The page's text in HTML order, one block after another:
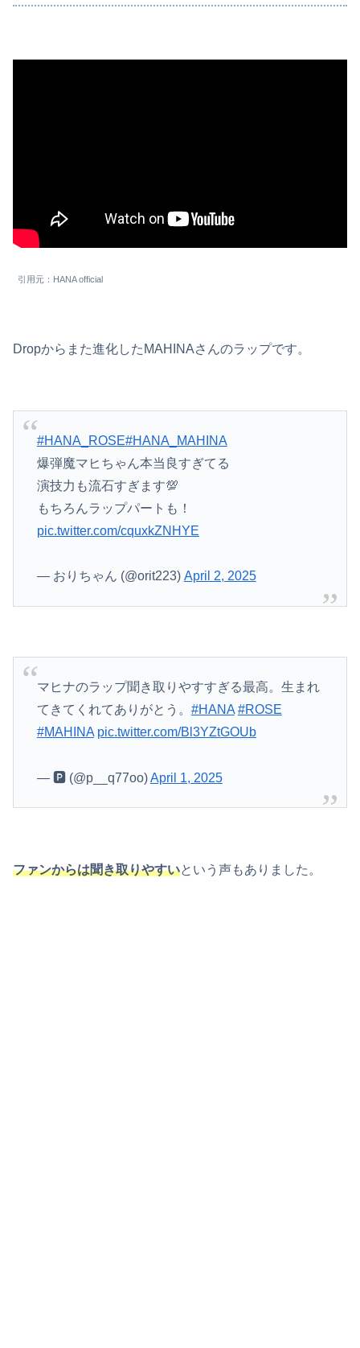
引用元：HANA official
Dropからまた進化したMAHINAさんのラップです。
#HANA_ROSE#HANA_MAHINA
爆弾魔マヒちゃん本当良すぎてる
演技力も流石すぎます💯
もちろんラップパートも！
pic.twitter.com/cquxkZNHYE
— おりちゃん (@orit223) April 2, 2025
マヒナのラップ聞き取りやすすぎる最高。生まれ
てきてくれてありがとう。 #HANA #ROSE
#MAHINA pic.twitter.com/Bl3YZtGOUb
— 🅿️ (@p__q77oo)April 1, 2025
ファンからは聞き取りやすいという声もありました。